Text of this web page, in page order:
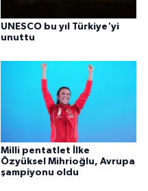
UNESCO bu yıl Türkiye'yi
unuttu
Milli pentatlet İlke
Özyüksel Mihrioğlu, Avrupa
şampiyonu oldu